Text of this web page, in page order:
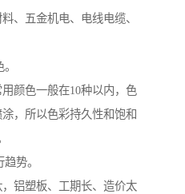
、五金机电、电线电缆、
颜色一般在10种以内，色
，所以色彩持久性和饱和
势。
铝塑板、工期长、造价太